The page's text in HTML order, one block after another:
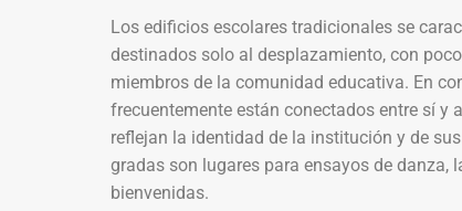
Los edificios escolares tradicionales se
destinados solo al desplazamiento, con
miembros de la comunidad educativa. En
frecuentemente están conectados entre sí y
reflejan la identidad de la institución y de
gradas son lugares para ensayos de danza,
bienvenidas.